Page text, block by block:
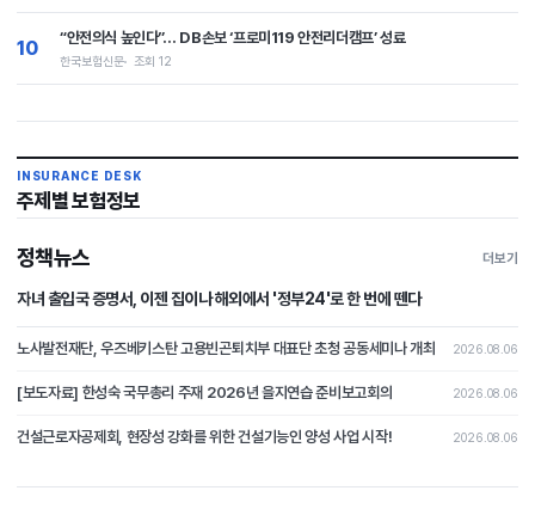
10 “안전의식 높인다”… DB손보 ‘프로미119 안전리더캠프’ 성료
한국보험신문 조회 12
INSURANCE DESK
주제별 보험정보
정책뉴스 더보기
자녀 출입국 증명서, 이젠 집이나 해외에서 '정부24'로 한 번에 뗀다
노사발전재단, 우즈베키스탄 고용빈곤퇴치부 대표단 초청 공동세미나 개최 2026.08.06
[보도자료] 한성숙 국무총리 주재 2026년 을지연습 준비보고회의 2026.08.06
건설근로자공제회, 현장성 강화를 위한 건설기능인 양성 사업 시작! 2026.08.06